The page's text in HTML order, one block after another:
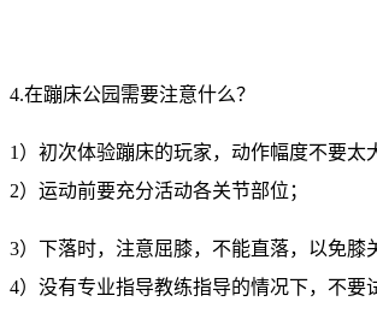
4.在蹦床公园需要注意什么？
1）初次体验蹦床的玩家，动作幅度不要太
2）运动前要充分活动各关节部位；
3）下落时，注意屈膝，不能直落，以免膝
4）没有专业指导教练指导的情况下，不要